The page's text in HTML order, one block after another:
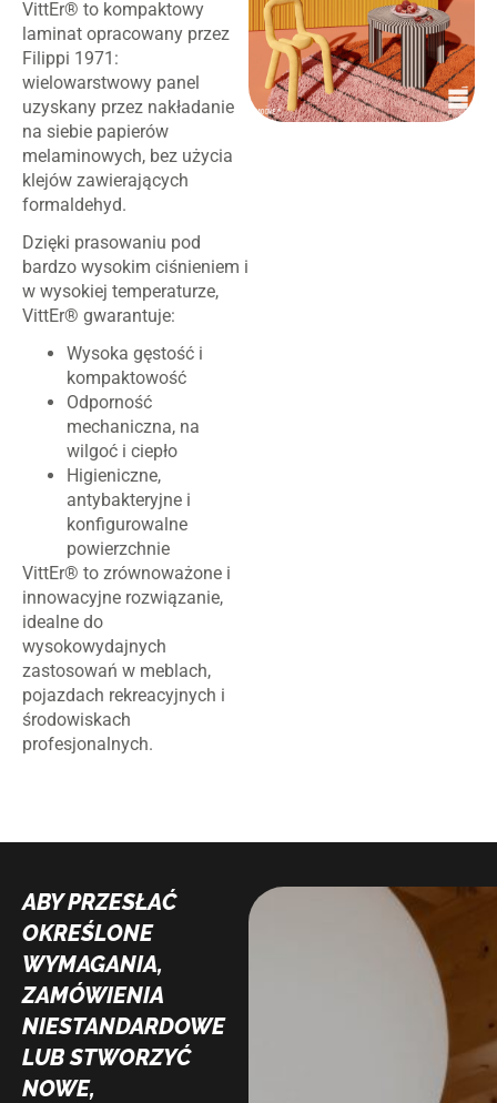
VittEr® to kompaktowy
laminat opracowany przez
Filippi 1971:
wielowarstwowy panel
uzyskany przez nakładanie
na siebie papierów
melaminowych, bez użycia
klejów zawierających
formaldehyd.
Dzięki prasowaniu pod
bardzo wysokim ciśnieniem i
w wysokiej temperaturze,
VittEr® gwarantuje:
Wysoka gęstość i
kompaktowość
Odporność
mechaniczna, na
wilgoć i ciepło
Higieniczne,
antybakteryjne i
konfigurowalne
powierzchnie
VittEr® to zrównoważone i
innowacyjne rozwiązanie,
idealne do
wysokowydajnych
zastosowań w meblach,
pojazdach rekreacyjnych i
środowiskach
profesjonalnych.
ABY PRZESŁAĆ
OKREŚLONE
WYMAGANIA,
ZAMÓWIENIA
NIESTANDARDOWE
LUB STWORZYĆ
NOWE,